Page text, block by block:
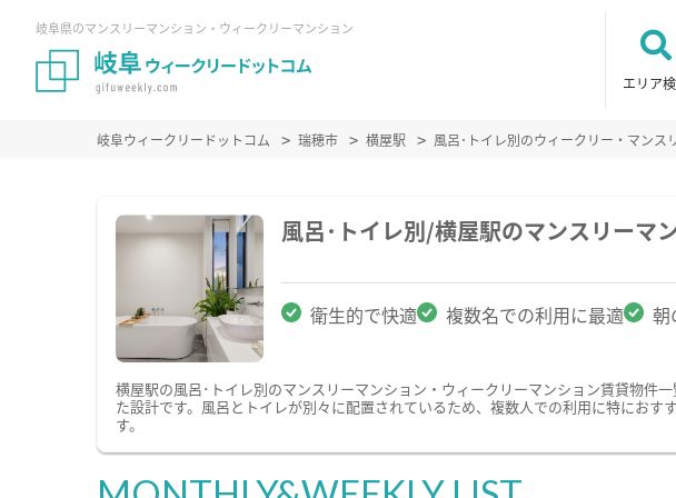
岐阜県のマンスリーマンション・ウィークリーマンション
エリア
岐阜ウィークリードットコム 瑞穂市 横屋駅 風呂･トイレ別のウィークリー・マンス
風呂･トイレ別/横屋駅のマンスリーマ
衛生的で快適 複数名での利用に最適 朝
横屋駅の風呂･トイレ別のマンスリーマンション・ウィークリーマンション賃貸物件
た設計です。風呂とトイレが別々に配置されているため、複数人での利用に特にお
す。